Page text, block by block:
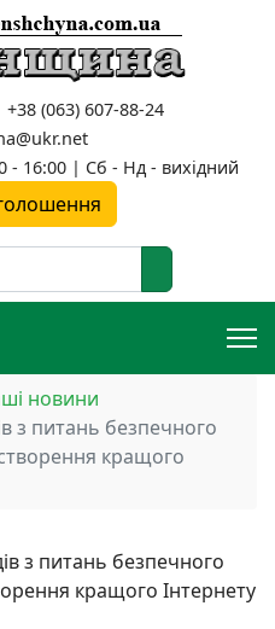
+38 (063) 607-88-24
- 16:00 | Сб - Нд - вихідний
новини
з питань безпечного
кращого